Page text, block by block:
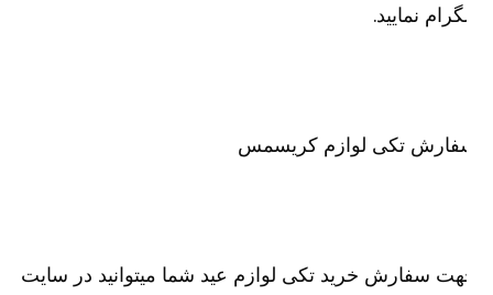
نمایید.
تکی لوازم کریسمس
سفارش خرید تکی لوازم عید شما میتوانید در سایت